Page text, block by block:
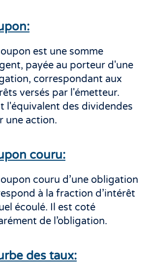
est une somme
payée au porteur d'une
correspondant aux
versés par l'émetteur.
l'équivalent des dividendes
une action.
couru:
couru d’une obligation
à la fraction d’intérêt
écoulé. Il est coté
de l’obligation.
des taux: